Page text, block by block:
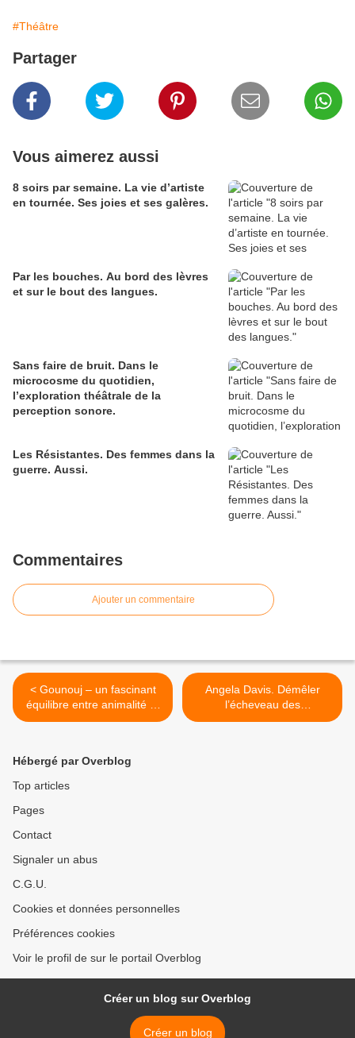
#Théâtre
Partager
Vous aimerez aussi
8 soirs par semaine. La vie d’artiste
en tournée. Ses joies et ses galères.
Par les bouches. Au bord des lèvres
et sur le bout des langues.
Sans faire de bruit. Dans le
microcosme du quotidien,
l’exploration théâtrale de la
perception sonore.
Les Résistantes. Des femmes dans la
guerre. Aussi.
Commentaires
Ajouter un commentaire
< Gounouj – un fascinant
équilibre entre animalité et
urbanité – virtuose.
Angela Davis. Démêler
l’écheveau des
discriminations, c’est les
Hébergé par Overblog
Top articles
Pages
Contact
Signaler un abus
C.G.U.
Cookies et données personnelles
Préférences cookies
Voir le profil de sur le portail Overblog
Créer un blog sur Overblog
Créer un blog